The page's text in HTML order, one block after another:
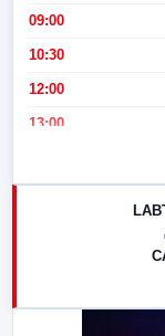
09:00
10:30
12:00
13:00